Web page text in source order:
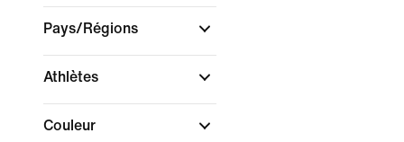
Pays/Régions
Athlètes
Couleur